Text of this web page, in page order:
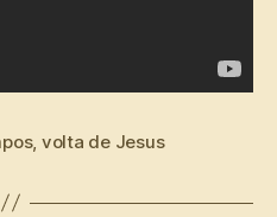
, volta de Jesus